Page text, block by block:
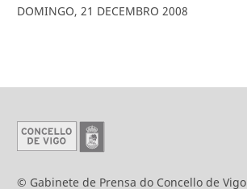
DOMINGO, 21 DECEMBRO 2008
© Gabinete de Prensa do Concello de Vigo